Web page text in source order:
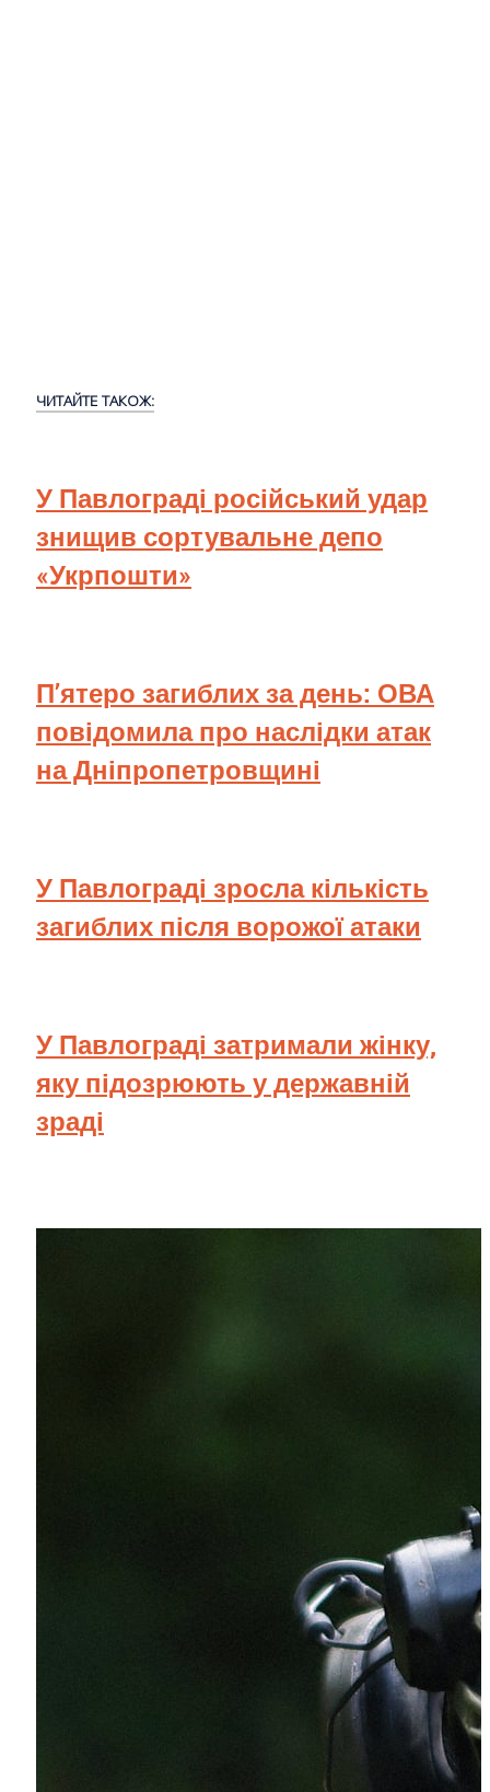
ЧИТАЙТЕ ТАКОЖ:
У Павлограді російський удар
знищив сортувальне депо
«Укрпошти»
П’ятеро загиблих за день: ОВА
повідомила про наслідки атак
на Дніпропетровщині
У Павлограді зросла кількість
загиблих після ворожої атаки
У Павлограді затримали жінку,
яку підозрюють у державній
зраді